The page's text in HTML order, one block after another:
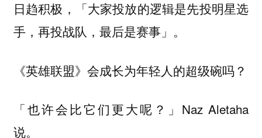
日趋积极，「大家投放的逻辑是先投明星选
手，再投战队，最后是赛事」。
《英雄联盟》会成长为年轻人的超级碗吗？
「也许会比它们更大呢？」Naz Aletaha
说。